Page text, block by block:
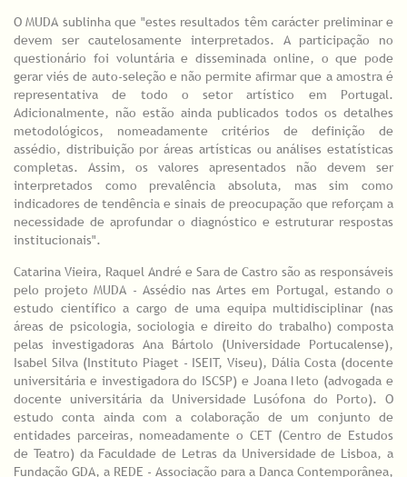
O MUDA sublinha que "estes resultados têm carácter preliminar e
devem ser cautelosamente interpretados. A participação no
questionário foi voluntária e disseminada online, o que pode
gerar viés de auto-seleção e não permite afirmar que a amostra é
representativa de todo o setor artístico em Portugal.
Adicionalmente, não estão ainda publicados todos os detalhes
metodológicos, nomeadamente critérios de definição de
assédio, distribuição por áreas artísticas ou análises estatísticas
completas. Assim, os valores apresentados não devem ser
interpretados como prevalência absoluta, mas sim como
indicadores de tendência e sinais de preocupação que reforçam a
necessidade de aprofundar o diagnóstico e estruturar respostas
institucionais".
Catarina Vieira, Raquel André e Sara de Castro são as responsáveis
pelo projeto MUDA - Assédio nas Artes em Portugal, estando o
estudo científico a cargo de uma equipa multidisciplinar (nas
áreas de psicologia, sociologia e direito do trabalho) composta
pelas investigadoras Ana Bártolo (Universidade Portucalense),
Isabel Silva (Instituto Piaget - ISEIT, Viseu), Dália Costa (docente
universitária e investigadora do ISCSP) e Joana Neto (advogada e
docente universitária da Universidade Lusófona do Porto). O
estudo conta ainda com a colaboração de um conjunto de
entidades parceiras, nomeadamente o CET (Centro de Estudos
de Teatro) da Faculdade de Letras da Universidade de Lisboa, a
Fundação GDA, a REDE - Associação para a Dança Contemporânea,